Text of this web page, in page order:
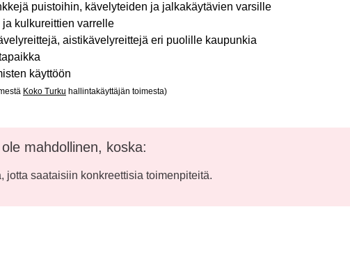
puistoihin, kävelyteiden ja jalkakäytävien varsille
kulkureittien varrelle
aistikävelyreittejä eri puolille kaupunkia
käyttöön
Koko Turku
Koko Turku hallintakäyttäjän toimesta)
mahdollinen, koska:
jotta saataisiin konkreettisia toimenpiteitä.